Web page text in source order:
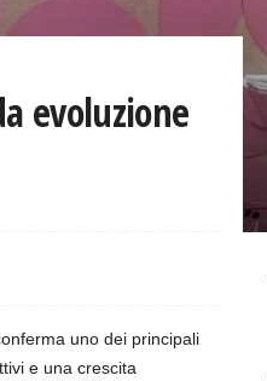
evoluzione
uno dei principali
e una crescita